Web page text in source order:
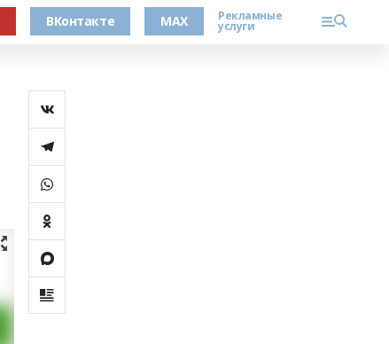
ВКонтакте MAX Рекламные
услуги